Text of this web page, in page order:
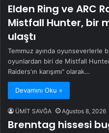
Elden Ring ve ARC
Mistfall Hunter, bir
ulaştı
Temmuz ayında oyunseverlerle
oyunlardan biri de Mistfall
Raiders'ın karışımı" olarak…
Devamını Oku »
ÜMİT SAVĞA Ağustos 8, 2026
Brenntag hissesi